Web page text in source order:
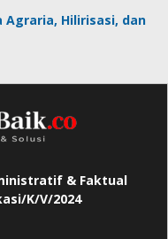
Agraria, Hilirisasi, dan
& Faktual
K/V/2024